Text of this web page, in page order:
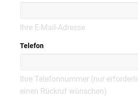
Ihre E-Mail-Adresse
Telefon
Ihre Telefonnummer (nur
einen Rückruf wünschen)